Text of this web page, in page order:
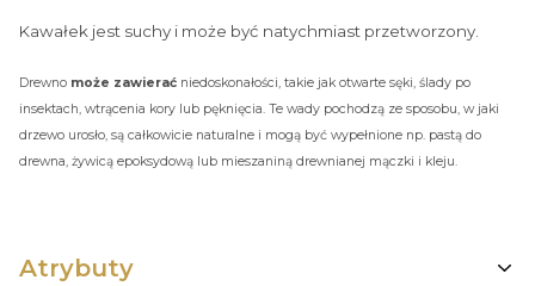
Kawałek jest suchy i może być natychmiast przetworzony.
Drewno może zawierać niedoskonałości, takie jak otwarte sęki, ślady po
insektach, wtrącenia kory lub pęknięcia. Te wady pochodzą ze sposobu, w jaki
drzewo urosło, są całkowicie naturalne i mogą być wypełnione np. pastą do
drewna, żywicą epoksydową lub mieszaniną drewnianej mączki i kleju.
Atrybuty